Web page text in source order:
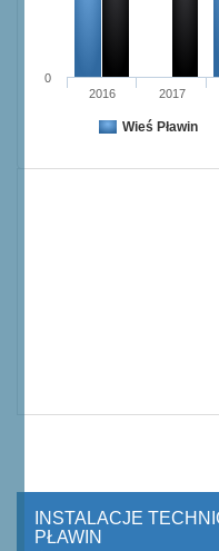
2016 2017
0
Wieś Pławin
INSTALACJE
PŁAWIN